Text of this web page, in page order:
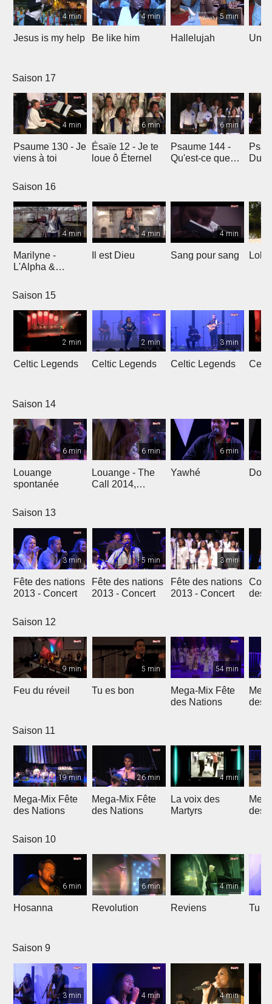
4 min
Jesus is my help
4 min
Be like him
5 min
Hallelujah Un
Saison 17
4 min
Psaume 130 - Je
viens à toi
6 min
Ésaïe 12 - Je te
loue ô Éternel
6 min
Psaume 144 -
Qu'est-ce que
Du
Saison 16
4 min
Marilyne -
L'Alpha &
4 min
Il est Dieu
4 min
Sang pour sang Lola
Saison 15
2 min
Celtic Legends
2 min
Celtic Legends
3 min
Celtic Legends
Saison 14
6 min
Louange
spontanée
6 min
Louange - The
Call 2014,
6 min
Yawhé
Saison 13
3 min
Fête des nations
2013 - Concert
5 min
Fête des nations
2013 - Concert
3 min
Fête des nations
2013 - Concert
des
Saison 12
9 min
Feu du réveil
5 min
Tu es bon
54 min
Mega-Mix Fête
des Nations
des
Saison 11
19 min
Mega-Mix Fête
des Nations
26 min
Mega-Mix Fête
des Nations
4 min
La voix des
Martyrs
des
Saison 10
6 min
Hosanna
6 min
Revolution
4 min
Reviens Tu
Saison 9
3 min 4 min 4 min